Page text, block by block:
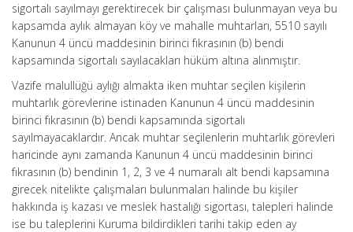
sigortalı sayılmayı gerektirecek bir çalışması bulunmayan veya bu
kapsamda aylık almayan köy ve mahalle muhtarları, 5510 sayılı
Kanunun 4 üncü maddesinin birinci fıkrasının (b) bendi
kapsamında sigortalı sayılacakları hüküm altına alınmıştır.
Vazife malullüğü aylığı almakta iken muhtar seçilen kişilerin
muhtarlık görevlerine istinaden Kanunun 4 üncü maddesinin
birinci fıkrasının (b) bendi kapsamında sigortalı
sayılmayacaklardır. Ancak muhtar seçilenlerin muhtarlık görevleri
haricinde aynı zamanda Kanunun 4 üncü maddesinin birinci
fıkrasının (b) bendinin 1, 2, 3 ve 4 numaralı alt bendi kapsamına
girecek nitelikte çalışmaları bulunmaları halinde bu kişiler
hakkında iş kazası ve meslek hastalığı sigortası, talepleri halinde
ise bu taleplerini Kuruma bildirdikleri tarihi takip eden ay